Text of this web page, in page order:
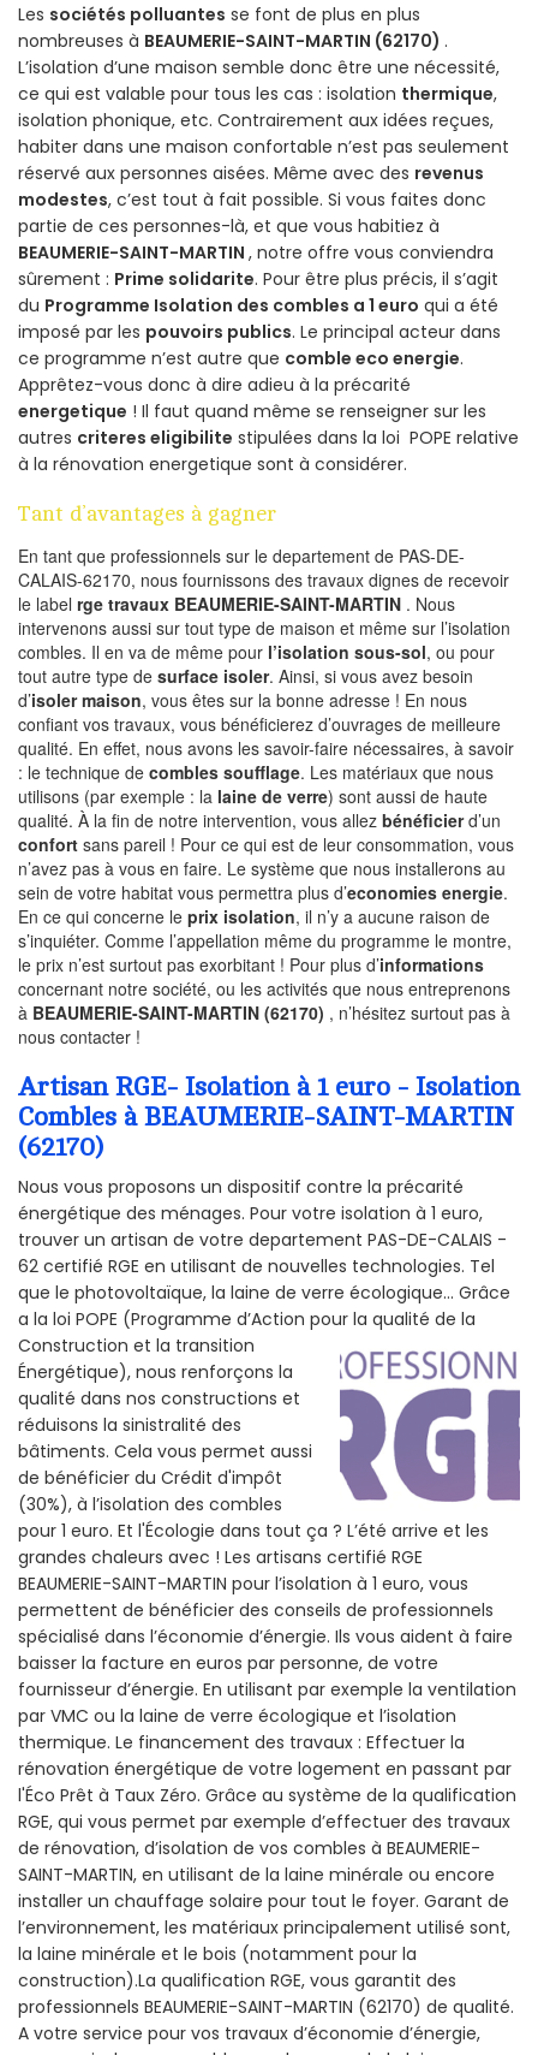
Les sociétés polluantes se font de plus en plus
nombreuses à BEAUMERIE-SAINT-MARTIN (62170) .
L’isolation d’une maison semble donc être une nécessité,
ce qui est valable pour tous les cas : isolation thermique,
isolation phonique, etc. Contrairement aux idées reçues,
habiter dans une maison confortable n’est pas seulement
réservé aux personnes aisées. Même avec des revenus
modestes, c’est tout à fait possible. Si vous faites donc
partie de ces personnes-là, et que vous habitiez à
BEAUMERIE-SAINT-MARTIN , notre offre vous conviendra
sûrement : Prime solidarite. Pour être plus précis, il s’agit
du Programme Isolation des combles a 1 euro qui a été
imposé par les pouvoirs publics. Le principal acteur dans
ce programme n’est autre que comble eco energie.
Apprêtez-vous donc à dire adieu à la précarité
energetique ! Il faut quand même se renseigner sur les
autres criteres eligibilite stipulées dans la loi POPE relative
à la rénovation energetique sont à considérer.
Tant d’avantages à gagner
En tant que professionnels sur le departement de PAS-DE-
CALAIS-62170, nous fournissons des travaux dignes de recevoir
le label rge travaux BEAUMERIE-SAINT-MARTIN . Nous
intervenons aussi sur tout type de maison et même sur l’isolation
combles. Il en va de même pour l’isolation sous-sol, ou pour
tout autre type de surface isoler. Ainsi, si vous avez besoin
d’isoler maison, vous êtes sur la bonne adresse ! En nous
confiant vos travaux, vous bénéficierez d’ouvrages de meilleure
qualité. En effet, nous avons les savoir-faire nécessaires, à savoir
: le technique de combles soufflage. Les matériaux que nous
utilisons (par exemple : la laine de verre) sont aussi de haute
qualité. À la fin de notre intervention, vous allez bénéficierd’un
confort sans pareil ! Pour ce qui est de leur consommation, vous
n’avez pas à vous en faire. Le système que nous installerons au
sein de votre habitat vous permettra plus d’economies energie.
En ce qui concerne le prix isolation, il n’y a aucune raison de
s’inquiéter. Comme l’appellation même du programme le montre,
le prix n’est surtout pas exorbitant ! Pour plus d’informations
concernant notre société, ou les activités que nous entreprenons
à BEAUMERIE-SAINT-MARTIN (62170) , n’hésitez surtout pas à
nous contacter !
Artisan RGE- Isolation à 1 euro - Isolation
Combles à BEAUMERIE-SAINT-MARTIN
(62170)
Nous vous proposons un dispositif contre la précarité
énergétique des ménages. Pour votre isolation à 1 euro,
trouver un artisan de votre departement PAS-DE-CALAIS -
62 certifié RGE en utilisant de nouvelles technologies. Tel
que le photovoltaïque, la laine de verre écologique... Grâce
a la loi POPE (Programme d’Action pour la qualité de la
Construction et la transition
Énergétique), nous renforçons la
qualité dans nos constructions et
réduisons la sinistralité des
bâtiments. Cela vous permet aussi
de bénéficier du Crédit d'impôt
(30%), à l’isolation des combles
pour 1 euro. Et l'Écologie dans tout ça ? L’été arrive et les
grandes chaleurs avec ! Les artisans certifié RGE
BEAUMERIE-SAINT-MARTIN pour l’isolation à 1 euro, vous
permettent de bénéficier des conseils de professionnels
spécialisé dans l’économie d’énergie. Ils vous aident à faire
baisser la facture en euros par personne, de votre
fournisseur d’énergie. En utilisant par exemple la ventilation
par VMC ou la laine de verre écologique et l’isolation
thermique. Le financement des travaux : Effectuer la
rénovation énergétique de votre logement en passant par
l'Éco Prêt à Taux Zéro. Grâce au système de la qualification
RGE, qui vous permet par exemple d’effectuer des travaux
de rénovation, d’isolation de vos combles à BEAUMERIE-
SAINT-MARTIN, en utilisant de la laine minérale ou encore
installer un chauffage solaire pour tout le foyer. Garant de
l’environnement, les matériaux principalement utilisé sont,
la laine minérale et le bois (notamment pour la
construction).La qualification RGE, vous garantit des
professionnels BEAUMERIE-SAINT-MARTIN (62170) de qualité.
A votre service pour vos travaux d’économie d’énergie,